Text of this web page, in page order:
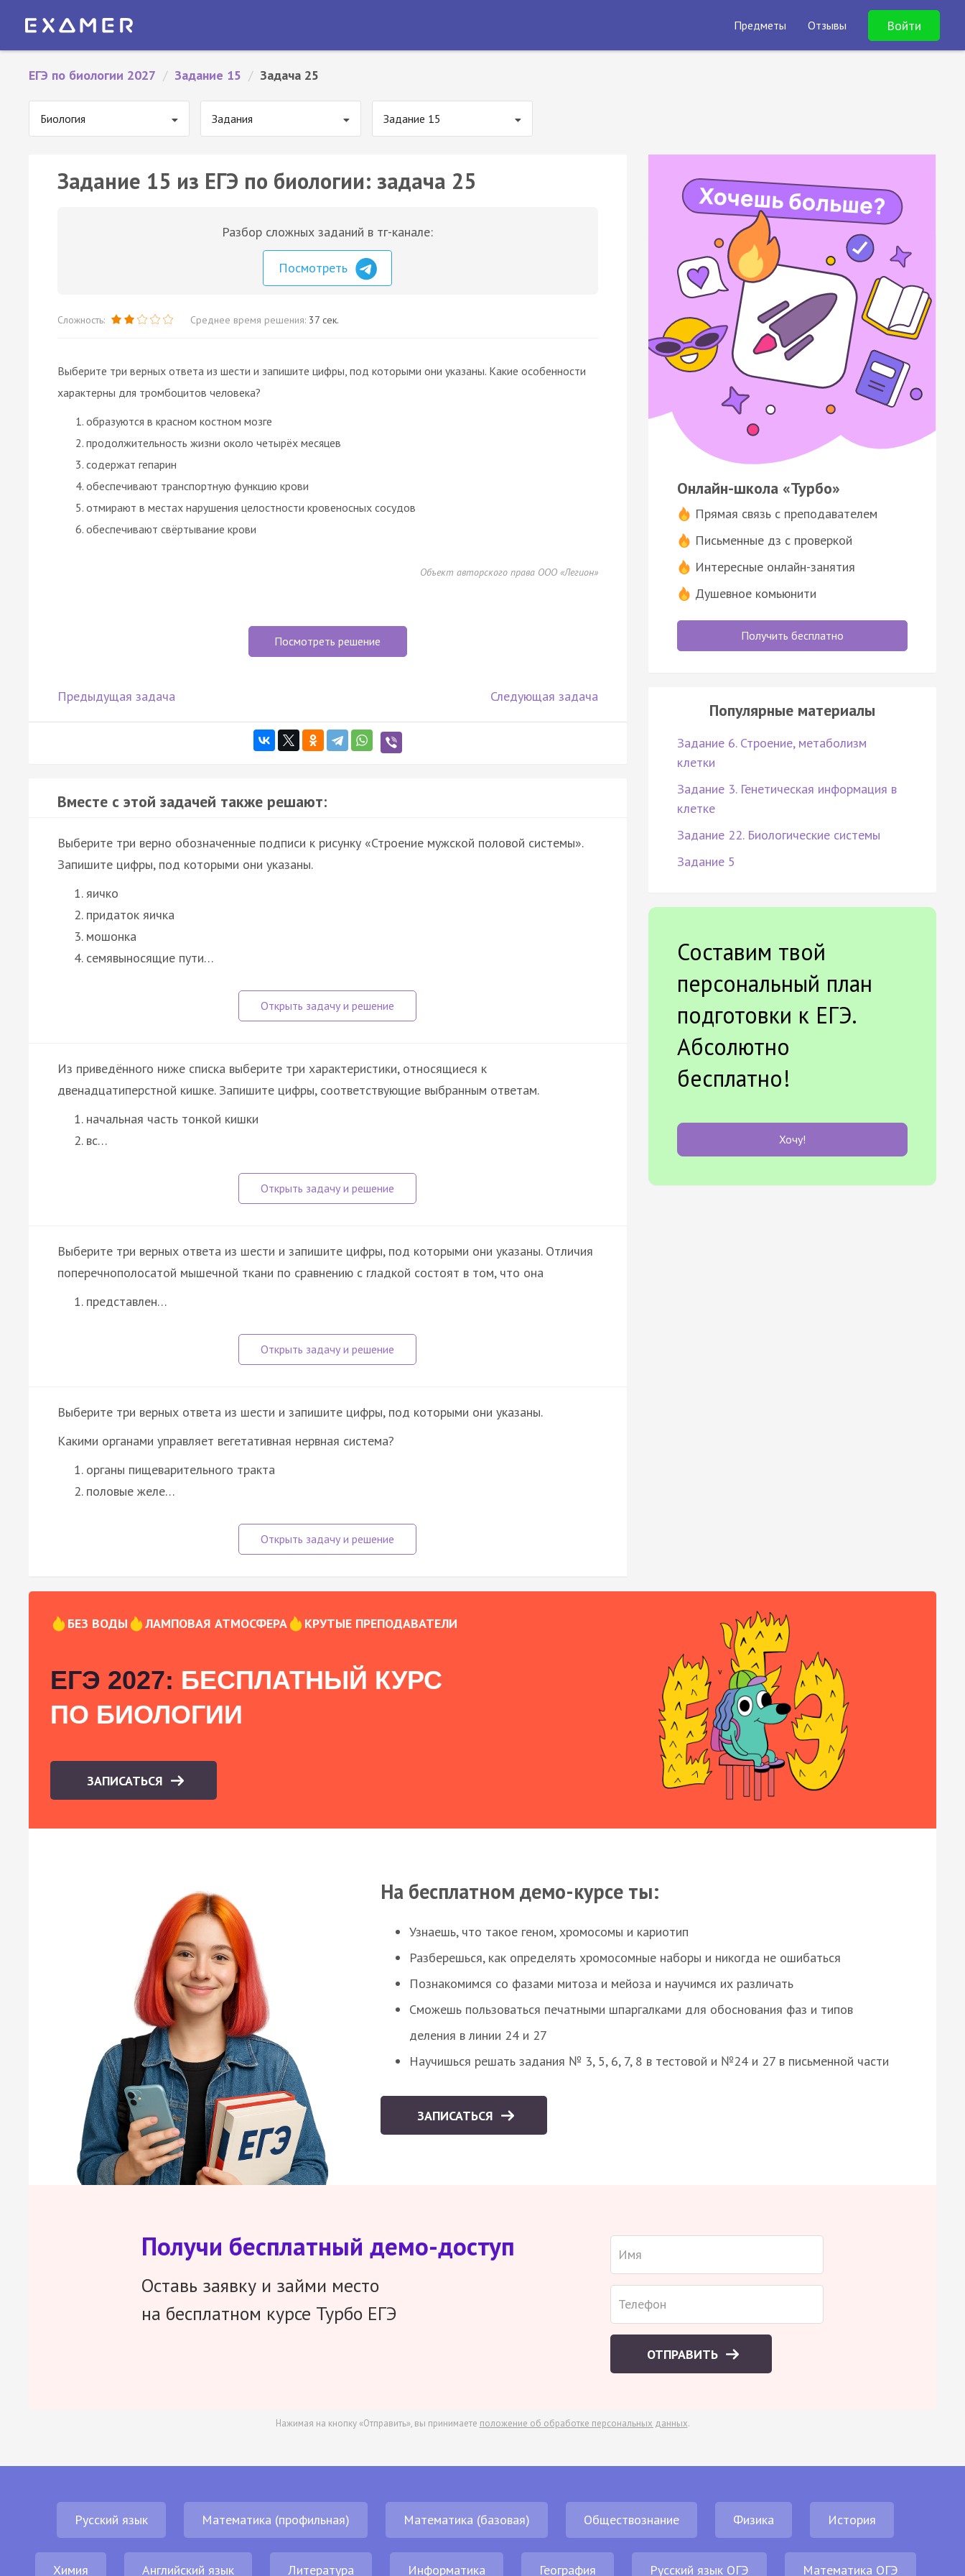
Предметы Отзывы Войти
ЕГЭ по биологии 2027 / Задание 15 / Задача 25
Биология Задания Задание 15
Задание 15 из ЕГЭ по биологии: задача 25
Разбор сложных заданий в тг-канале:
Посмотреть
Сложность: Среднее время решения: 37 сек.
Выберите три верных ответа из шести и запишите цифры, под которыми они указаны. Какие особенности
характерны для тромбоцитов человека?
образуются в красном костном мозге
продолжительность жизни около четырёх месяцев
содержат гепарин
обеспечивают транспортную функцию крови
отмирают в местах нарушения целостности кровеносных сосудов
обеспечивают свёртывание крови
Объект авторского права ООО «Легион»
Посмотреть решение
Предыдущая задача Следующая задача
Вместе с этой задачей также решают:
Выберите три верно обозначенные подписи к рисунку «Строение мужской половой системы».
Запишите цифры, под которыми они указаны.
яичко
придаток яичка
мошонка
семявыносящие пути…
Из приведённого ниже списка выберите три характеристики, относящиеся к
двенадцатиперстной кишке. Запишите цифры, соответствующие выбранным ответам.
начальная часть тонкой кишки
вс…
Выберите три верных ответа из шести и запишите цифры, под которыми они указаны. Отличия
поперечнополосатой мышечной ткани по сравнению с гладкой состоят в том, что она
представлен…
Выберите три верных ответа из шести и запишите цифры, под которыми они указаны.
Какими органами управляет вегетативная нервная система?
органы пищеварительного тракта
половые желе…
Онлайн-школа «Турбо»
Прямая связь с преподавателем
Письменные дз с проверкой
Интересные онлайн-занятия
Душевное комьюнити
Получить бесплатно
Популярные материалы
Задание 6. Строение, метаболизм
клетки
Задание 3. Генетическая информация в
клетке
Задание 22. Биологические системы
Задание 5
Составим твой
персональный план
подготовки к ЕГЭ.
Абсолютно
бесплатно!
Хочу!
БЕЗ ВОДЫ ЛАМПОВАЯ АТМОСФЕРА КРУТЫЕ ПРЕПОДАВАТЕЛИ
ЕГЭ 2027: БЕСПЛАТНЫЙ КУРС
ПО БИОЛОГИИ
ЗАПИСАТЬСЯ
На бесплатном демо-курсе ты:
Узнаешь, что такое геном, хромосомы и кариотип
Разберешься, как определять хромосомные наборы и никогда не ошибаться
Познакомимся со фазами митоза и мейоза и научимся их различать
Сможешь пользоваться печатными шпаргалками для обоснования фаз и типов
деления в линии 24 и 27
Научишься решать задания № 3, 5, 6, 7, 8 в тестовой и №24 и 27 в письменной части
ЗАПИСАТЬСЯ
Получи бесплатный демо-доступ
Оставь заявку и займи место
на бесплатном курсе Турбо ЕГЭ
ОТПРАВИТЬ
Нажимая на кнопку «Отправить», вы принимаете положение об обработке персональных данных.
Русский язык Математика (профильная) Математика (базовая) Обществознание Физика История
Химия Английский язык Литература Информатика География Русский язык ОГЭ Математика ОГЭ